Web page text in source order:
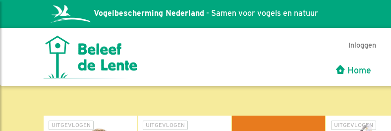
Vogelbescherming Nederland - Samen voor vogels en natuur
Inloggen
Home
UITGEVLOGEN UITGEVLOGEN UITGEVLOGEN